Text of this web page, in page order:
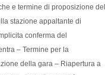
e termine di proposizione del
stazione appaltante di
conferma del
– Termine per la
della gara – Riapertura a